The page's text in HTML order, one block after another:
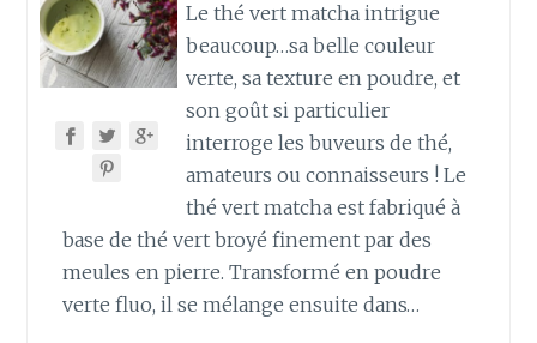
Le thé vert matcha intrigue
beaucoup…sa belle couleur
verte, sa texture en poudre, et
son goût si particulier
interroge les buveurs de thé,
amateurs ou connaisseurs ! Le
thé vert matcha est fabriqué à
base de thé vert broyé finement par des
meules en pierre. Transformé en poudre
verte fluo, il se mélange ensuite dans…